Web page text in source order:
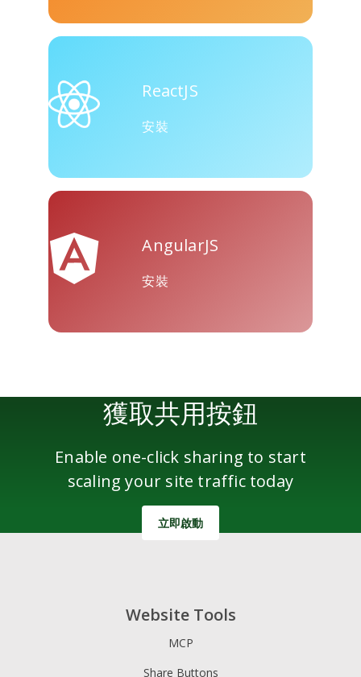
ReactJS
安裝
AngularJS
安裝
獲取共用按鈕
Enable one-click sharing to start
scaling your site traffic today
立即啟動
Website Tools
MCP
Share Buttons